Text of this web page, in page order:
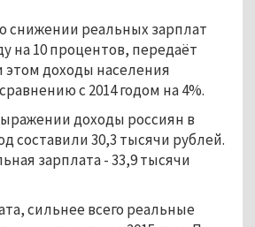
снижении реальных зарплат
на 10 процентов, передаёт
этом доходы населения
с 2014 годом на 4%.
доходы россиян в
составили 30,3 тысячи рублей.
зарплата - 33,9 тысячи
сильнее всего реальные